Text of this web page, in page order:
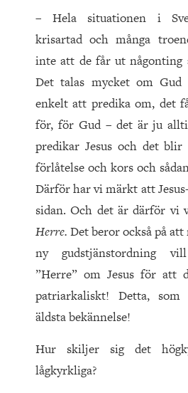
– Hela situationen i
krisartad och många
inte att de får ut någonting
Det talas mycket om
enkelt att predika om, det
för, för Gud – det är ju
predikar Jesus och det blir
förlåtelse och kors och
Därför har vi märkt att
sidan. Och det är därför vi
Herre. Det beror också på
ny gudstjänstordning
”Herre” om Jesus för att
patriarkaliskt! Detta,
äldsta bekännelse!
Hur skiljer sig det
lågkyrkliga?